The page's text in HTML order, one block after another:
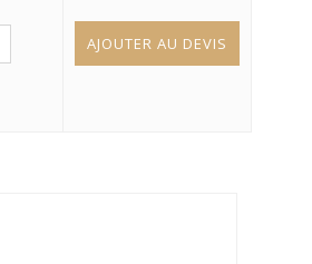
AJOUTER AU DEVIS